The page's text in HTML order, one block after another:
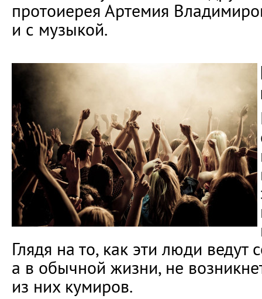
протоиерея Артемия
и с музыкой.
Глядя на то, как эти люди ведут
а в обычной жизни, не
из них кумиров.